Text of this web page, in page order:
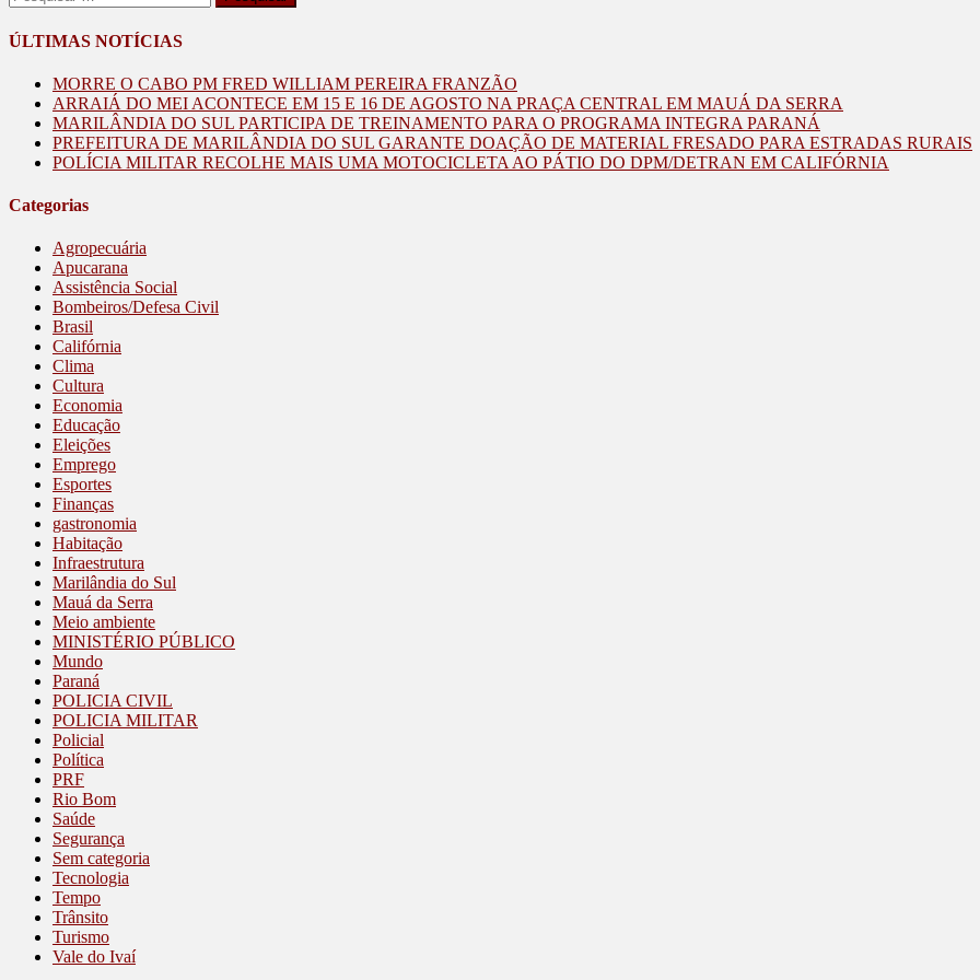
por:
ÚLTIMAS NOTÍCIAS
MORRE O CABO PM FRED WILLIAM PEREIRA FRANZÃO
ARRAIÁ DO MEI ACONTECE EM 15 E 16 DE AGOSTO NA PRAÇA CENTRAL EM MAUÁ DA SERRA
MARILÂNDIA DO SUL PARTICIPA DE TREINAMENTO PARA O PROGRAMA INTEGRA PARANÁ
PREFEITURA DE MARILÂNDIA DO SUL GARANTE DOAÇÃO DE MATERIAL FRESADO PARA ESTRADAS RURAIS
POLÍCIA MILITAR RECOLHE MAIS UMA MOTOCICLETA AO PÁTIO DO DPM/DETRAN EM CALIFÓRNIA
Categorias
Agropecuária
Apucarana
Assistência Social
Bombeiros/Defesa Civil
Brasil
Califórnia
Clima
Cultura
Economia
Educação
Eleições
Emprego
Esportes
Finanças
gastronomia
Habitação
Infraestrutura
Marilândia do Sul
Mauá da Serra
Meio ambiente
MINISTÉRIO PÚBLICO
Mundo
Paraná
POLICIA CIVIL
POLICIA MILITAR
Policial
Política
PRF
Rio Bom
Saúde
Segurança
Sem categoria
Tecnologia
Tempo
Trânsito
Turismo
Vale do Ivaí